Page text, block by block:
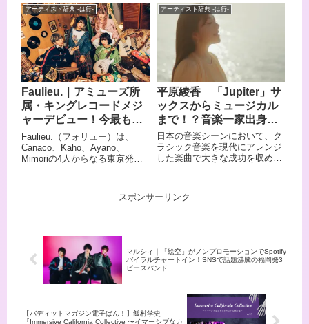
クッと一気に紹介します。
ピアノ・ギター・鍵盤ハーモニ
カまで演奏してみせる「音の魔
術師」として知られています。
TVアニメ「ブラッククローバ
ー」第3クールオープニングテ
ーマ「Black Rover」はSpotify
で1,500万回再生超・「2019年
海外で最も再生された国内アー
ティストの楽曲」ランキングで
も15位に入るなど、その音楽は
国境を越えて届いています。 こ
の記事では、そんなビッケブラ
ンカのプロフィール・来歴・お
すすめ楽曲をまとめてご紹介し
ます。
SMITH（ヘイスミス）は、メロ
ディックパンクとスカを融合さ
せた唯一無二のサウンドで、日
本のパンクロックシーンを牽引
し続けるバンドです。 通称「ヘ
イスミ」の愛称で親しまれ、年
間150本以上のライブをこなす
その姿勢は、まさにパンクその
もの。 激しくひずんだギター
と、華やかに炸裂するホーンセ
クションが絶妙に絡み合い、聴
く者を踊らせ、熱狂させます。
ライブハウスから野外フェスま
で、どんな会場でも観客を巻き
込む圧倒的なパフォーマンスは
介します。
アーティスト辞典 -は行-
Faulieu.｜アミューズ所
属・キングレコードメジ
ャーデビュー！今最も勢
いのあるガールズバンド
Faulieu.（フォリュー）は、
Canaco、Kaho、Ayano、
Mimoriの4人からなる東京発の
け、それぞれの個性が四者四様
に際立つサウンドが特徴で、キ
「SWEET＆BITTER」な音楽世
界を構築しています。 ドラマ
「子宮恋愛」EDテーマ、ドラ
マ「略奪奪婚」OPテーマ、TV
アニメ「カナン様はあくまでチ
属・キングレコードよりメジャ
アーティスト辞典 -は行-
平原綾香 「Jupiter」サ
ックスからミュージカル
まで！？音楽一家出身の
稀有な才能
日本の音楽シーンにおいて、ク
ラシック音楽を現代にアレンジ
した楽曲で大きな成功を収めた
う。ホルストの組曲『惑星』の
中の『木星』に日本語詞をつけ
います。作品を通じて、多くの
人々に愛され続ける平原綾香の
魅力に迫ります。
スポンサーリンク
マルシィ｜「絵空」がノンプロモーションでSpotify
バイラルチャートイン！SNSで話題沸騰の福岡発3
ピースバンド
【バディットマガジン電子ばん！】飯村学史
『Immersive California Collective 〜イマーシブなカ